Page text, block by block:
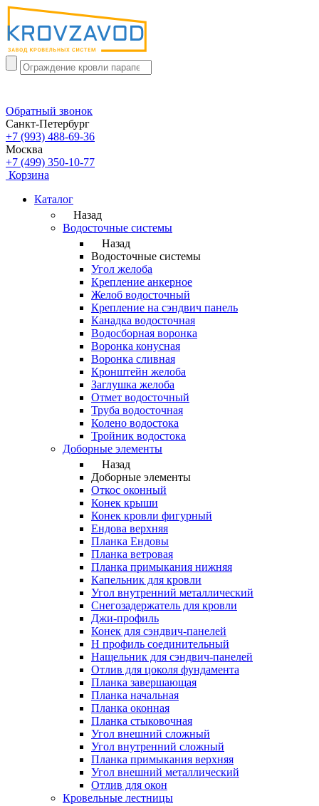
Обратный звонок
Санкт-Петербург
+7 (993) 488-69-36
Москва
+7 (499) 350-10-77
Корзина
Каталог
Назад
Водосточные системы
Назад
Водосточные системы
Угол желоба
Крепление анкерное
Желоб водосточный
Крепление на сэндвич панель
Канадка водосточная
Водосборная воронка
Воронка конусная
Воронка сливная
Кронштейн желоба
Заглушка желоба
Отмет водосточный
Труба водосточная
Колено водостока
Тройник водостока
Доборные элементы
Назад
Доборные элементы
Откос оконный
Конек крыши
Конек кровли фигурный
Ендова верхняя
Планка Ендовы
Планка ветровая
Планка примыкания нижняя
Капельник для кровли
Угол внутренний металлический
Снегозадержатель для кровли
Джи-профиль
Конек для сэндвич-панелей
Н профиль соединительный
Нащельник для сэндвич-панелей
Отлив для цоколя фундамента
Планка завершающая
Планка начальная
Планка оконная
Планка стыковочная
Угол внешний сложный
Угол внутренний сложный
Планка примыкания верхняя
Угол внешний металлический
Отлив для окон
Кровельные лестницы